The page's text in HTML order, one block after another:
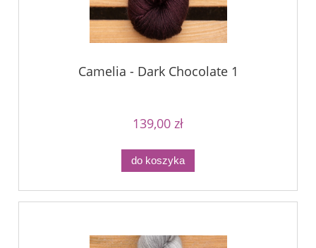
Camelia - Dark Chocolate 1
139,00 zł
do koszyka